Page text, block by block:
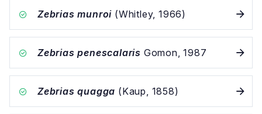
Zebrias munroi (Whitley, 1966)
Zebrias penescalaris Gomon, 1987
Zebrias quagga (Kaup, 1858)